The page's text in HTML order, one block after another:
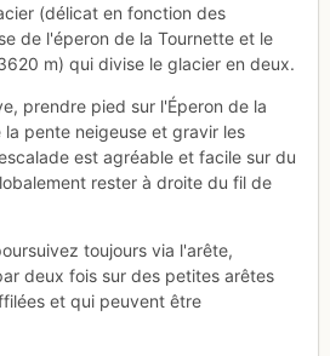
(délicat en fonction des
de l'éperon de la Tournette et le
m) qui divise le glacier en deux.
prendre pied sur l'Éperon de la
pente neigeuse et gravir les
est agréable et facile sur du
rester à droite du fil de
toujours via l'arête,
deux fois sur des petites arêtes
et qui peuvent être